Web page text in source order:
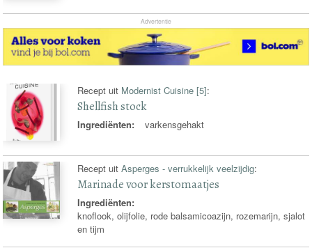
Advertentie
Recept uit Modernist Cuisine [5]:
Shellfish stock
Ingrediënten: varkensgehakt
Recept uitAsperges - verrukkelijk veelzijdig:
Marinade voor kerstomaatjes
Ingrediënten:
knoflook, olijfolie, rode balsamicoazijn, rozemarijn, sjalot
en tijm